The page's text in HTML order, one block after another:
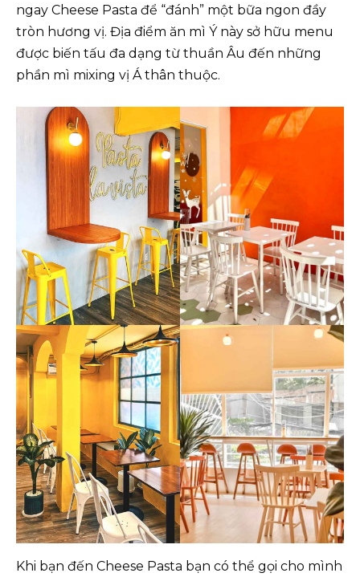
ngay Cheese Pasta để “đánh” một bữa ngon đầy
tròn hương vị. Địa điểm ăn mì Ý này sở hữu menu
được biến tấu đa dạng từ thuần Âu đến những
phần mì mixing vị Á thân thuộc.
Khi bạn đến Cheese Pasta bạn có thể gọi cho mình